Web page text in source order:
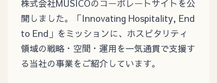
株式会社MUSICOのコーポレートサイトを公
開しました。「Innovating Hospitality, End
to End」をミッションに、ホスピタリティ
領域の戦略・空間・運用を一気通貫で支援す
る当社の事業をご紹介しています。